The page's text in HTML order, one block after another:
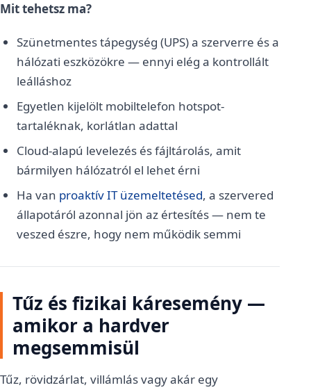
Mit tehetsz ma?
Szünetmentes tápegység (UPS) a szerverre és a
hálózati eszközökre — ennyi elég a kontrollált
leálláshoz
Egyetlen kijelölt mobiltelefon hotspot-
tartaléknak, korlátlan adattal
Cloud-alapú levelezés és fájltárolás, amit
bármilyen hálózatról el lehet érni
Ha van proaktív IT üzemeltetésed, a szervered
állapotáról azonnal jön az értesítés — nem te
veszed észre, hogy nem működik semmi
Tűz és fizikai káresemény —
amikor a hardver
megsemmisül
Tűz, rövidzárlat, villámlás vagy akár egy